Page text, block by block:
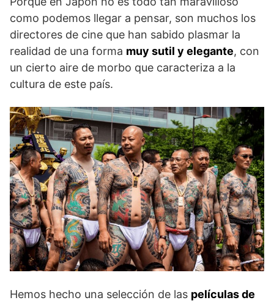
como podemos llegar a pensar, son muchos los
directores de cine que han sabido plasmar la
realidad de una forma muy sutil y elegante, con
un cierto aire de morbo que caracteriza a la
cultura de este país.
Hemos hecho una selección de las películas de